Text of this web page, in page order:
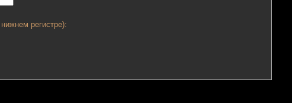
регистре):